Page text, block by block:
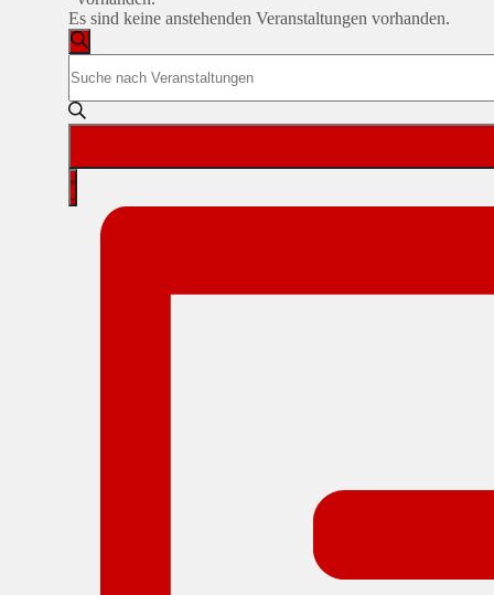
Es sind keine anstehenden Veranstaltungen vorhanden.
Veranstaltungen
Suche
und
Ansichten,
Navigation
Suche
Schlüsselwort
eingeben.
Suche
Schlüsselwort.
Veranstaltung
Ansichten-
Navigation
Liste